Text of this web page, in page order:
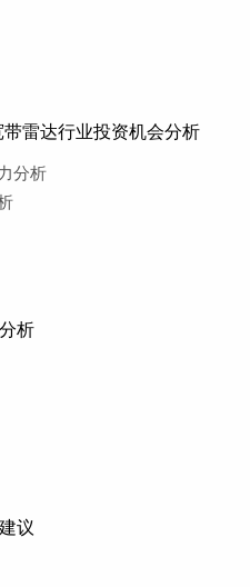
带雷达行业投资机会分析
分析
析
议